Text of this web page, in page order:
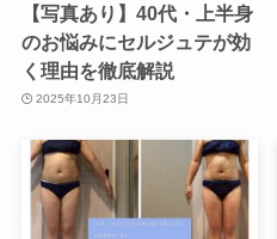
【写真あり】40代・上半身
のお悩みにセルジュテが効
く理由を徹底解説
2025年10月23日